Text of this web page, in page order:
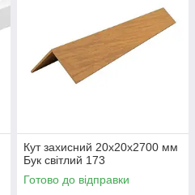
Кут захисний 20х20х2700 мм
Бук світлий 173
Готово до відправки